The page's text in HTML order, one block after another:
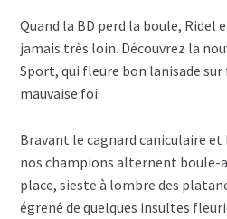
Quand la BD perd la boule, Ridel
jamais très loin. Découvrez la
Sport, qui fleure bon lanisade
mauvaise foi.
Bravant le cagnard caniculaire et
nos champions alternent boule-
place, sieste à lombre des
égrené de quelques insultes